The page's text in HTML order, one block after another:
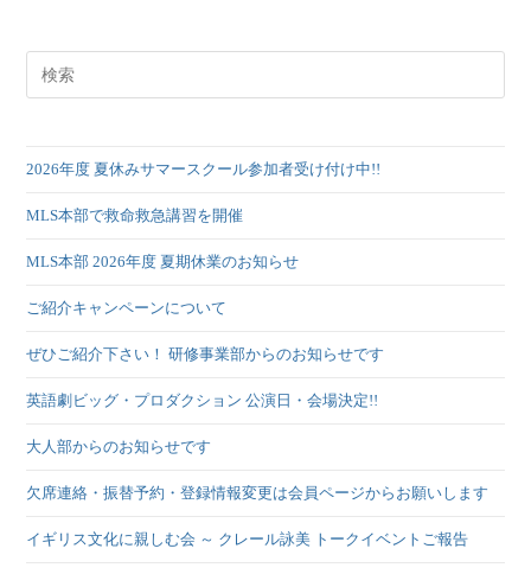
2026年度 夏休みサマースクール参加者受け付け中!!
MLS本部で救命救急講習を開催
MLS本部 2026年度 夏期休業のお知らせ
ご紹介キャンペーンについて
ぜひご紹介下さい！ 研修事業部からのお知らせです
英語劇ビッグ・プロダクション 公演日・会場決定!!
大人部からのお知らせです
欠席連絡・振替予約・登録情報変更は会員ページからお願いします
イギリス文化に親しむ会 ～ クレール詠美 トークイベントご報告